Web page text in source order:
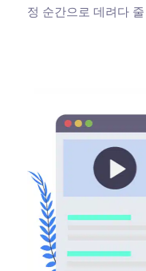
정 순간으로 데려다